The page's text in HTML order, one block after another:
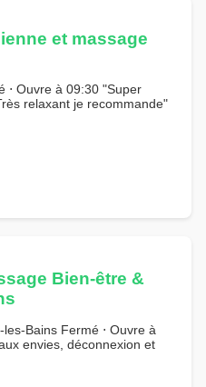
et massage
⋅ Ouvre à 09:30 "Super
relaxant je recommande"
Bien-être &
Bains Fermé ⋅ Ouvre à
envies, déconnexion et